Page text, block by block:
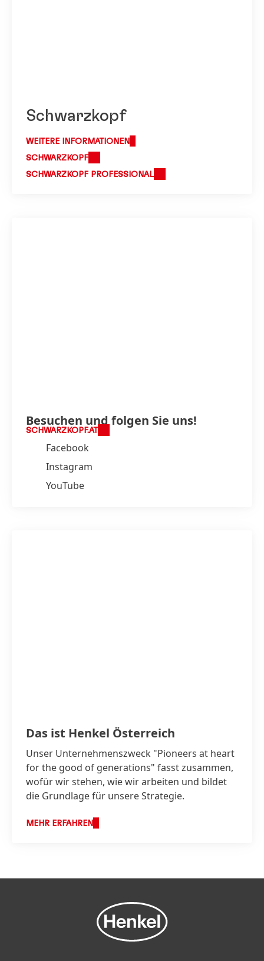
Schwarzkopf
WEITERE INFORMATIONEN
SCHWARZKOPF
SCHWARZKOPF PROFESSIONAL
Besuchen und folgen Sie uns!
SCHWARZKOPF.AT
Facebook
Instagram
YouTube
Das ist Henkel Österreich
Unser Unternehmenszweck "Pioneers at heart
for the good of generations" fasst zusammen,
wofür wir stehen, wie wir arbeiten und bildet
die Grundlage für unsere Strategie.
MEHR ERFAHREN